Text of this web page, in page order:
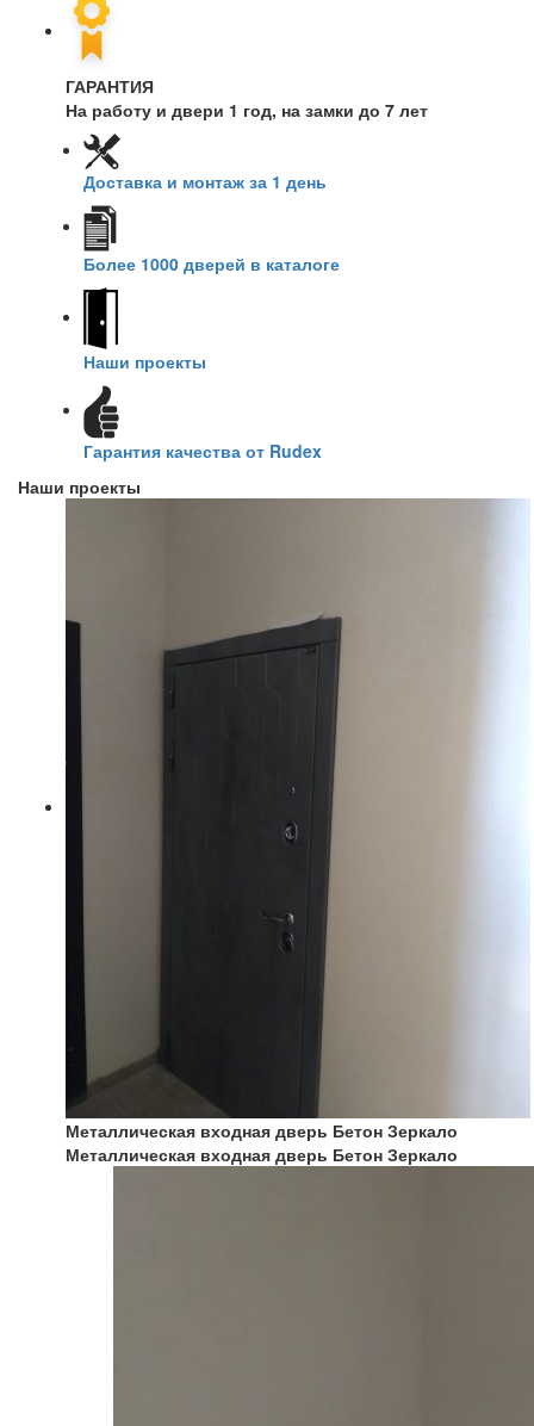
ГАРАНТИЯ
На работу и двери 1 год, на замки до 7 лет
Доставка и монтаж за 1 день
Более 1000 дверей в каталоге
Наши проекты
Гарантия качества от Rudex
Наши проекты
Металлическая входная дверь Бетон Зеркало
Металлическая входная дверь Бетон Зеркало